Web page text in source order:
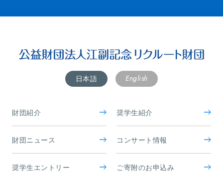
日本語 English
財団紹介 奨学生紹介
財団ニュース コンサート情報
奨学生エントリー ご寄附のお申込み